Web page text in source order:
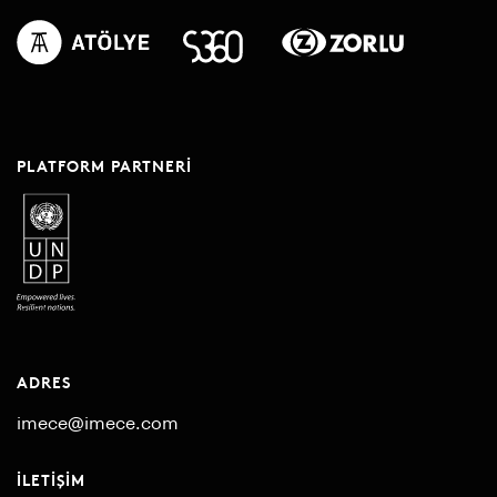
PLATFORM PARTNERI
ADRES
imece@imece.com
İLETIŞIM